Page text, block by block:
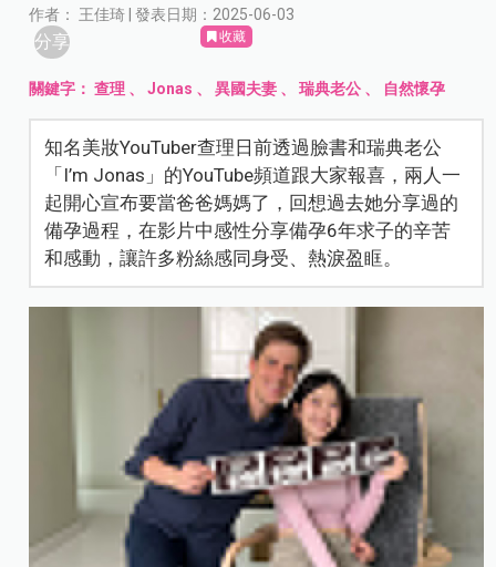
作者： 王佳琦 | 發表日期：2025-06-03
分享 收藏
關鍵字：查理 、Jonas 、異國夫妻 、瑞典老公 、 自然懷孕
知名美妝YouTuber查理日前透過臉書和瑞典老公
「I’m Jonas」的YouTube頻道跟大家報喜，兩人一
起開心宣布要當爸爸媽媽了，回想過去她分享過的
備孕過程，在影片中感性分享備孕6年求子的辛苦
和感動，讓許多粉絲感同身受、熱淚盈眶。